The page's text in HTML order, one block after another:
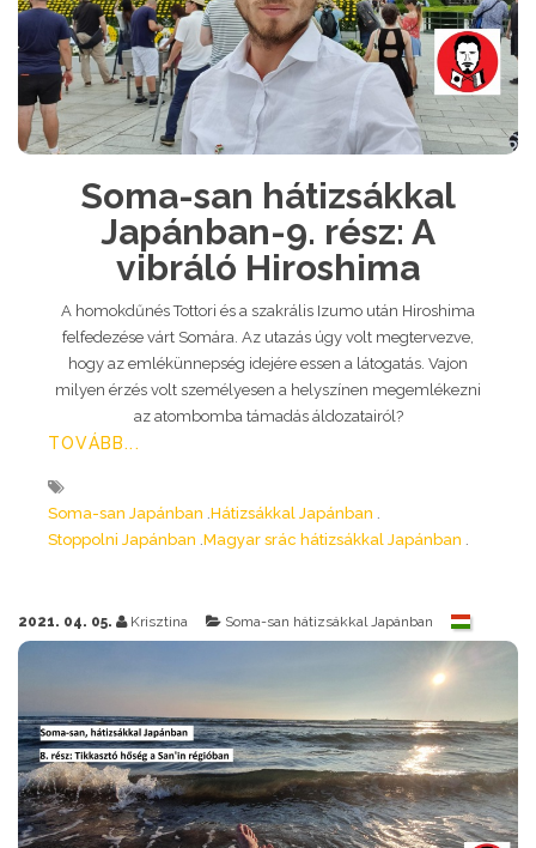
Soma-san hátizsákkal
Japánban-9. rész: A
vibráló Hiroshima
A homokdűnés Tottori és a szakrális Izumo után Hiroshima
felfedezése várt Somára. Az utazás úgy volt megtervezve,
hogy az emlékünnepség idejére essen a látogatás. Vajon
milyen érzés volt személyesen a helyszínen megemlékezni
az atombomba támadás áldozatairól?
TOVÁBB...
Soma-san Japánban Hátizsákkal Japánban
Stoppolni Japánban Magyar srác hátizsákkal Japánban
2021. 04. 05. Krisztina Soma-san hátizsákkal Japánban